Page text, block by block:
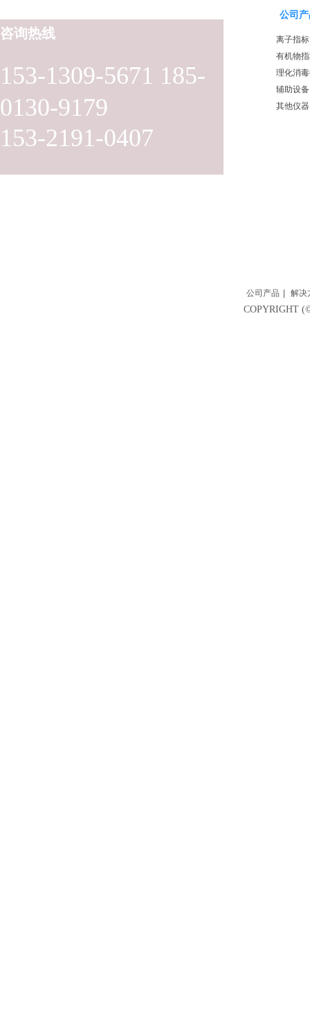
153-1309-5671 185-
0130-9179
153-2191-0407
咨询热线
公司
离子指标
有机物
理化消
辅助设备
其他仪器
公司产品 解决
COPYRIGHT